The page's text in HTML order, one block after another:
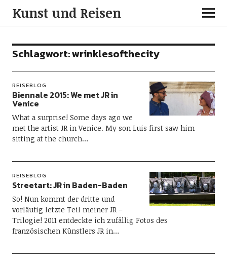
Kunst und Reisen
Schlagwort:wrinklesofthecity
REISEBLOG
Biennale 2015: We met JR in
Venice
What a surprise! Some days ago we
met the artist JR in Venice. My son Luis first saw him
sitting at the church…
REISEBLOG
Streetart: JR in Baden-Baden
So! Nun kommt der dritte und
vorläufig letzte Teil meiner JR –
Trilogie! 2011 entdeckte ich zufällig Fotos des
französischen Künstlers JR in…